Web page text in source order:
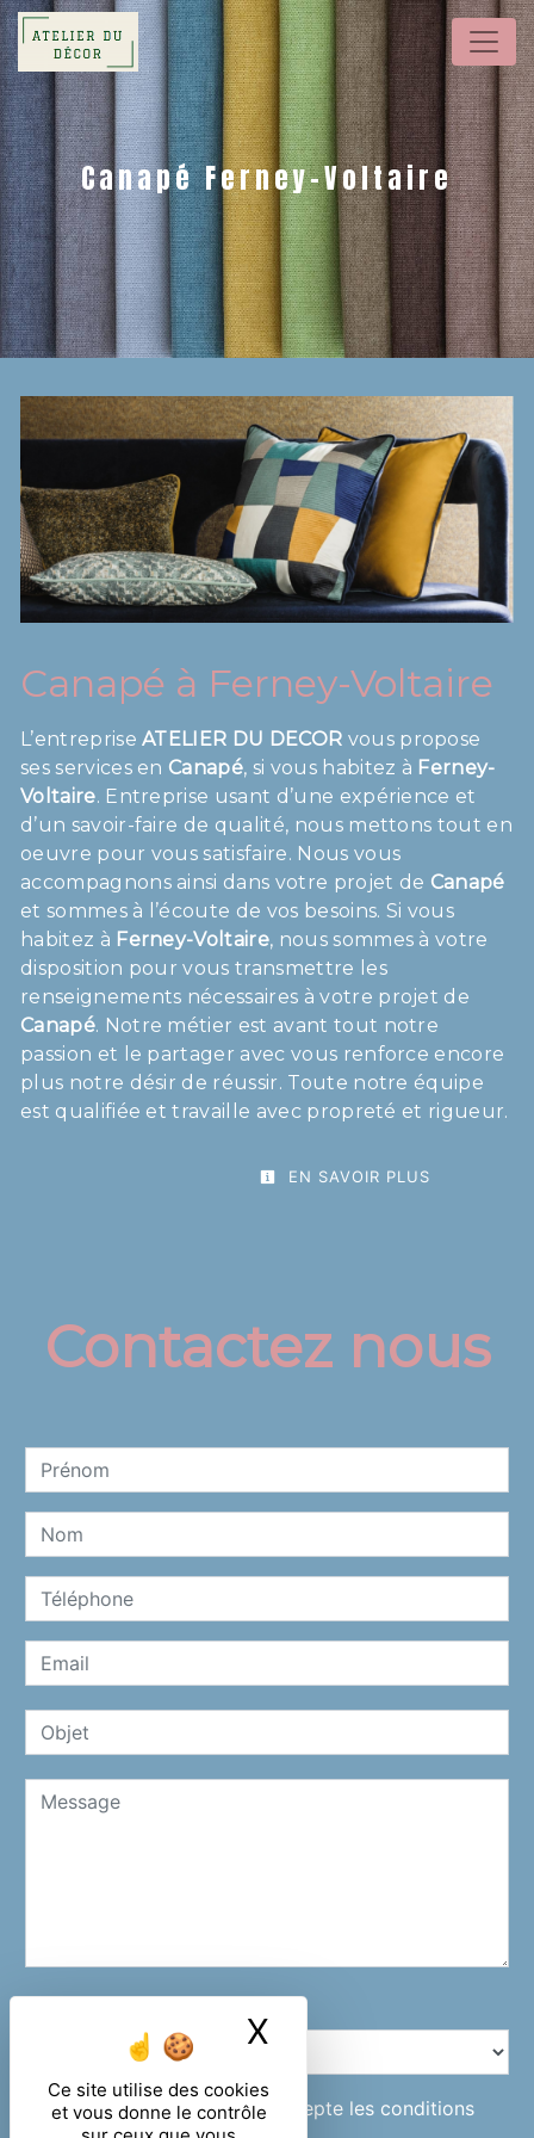
Panneau de gestion des cookies
Ce site utilise des cookies
et vous donne le contrôle
X Masquer le
Canapé Ferney-Voltaire
Canapé à Ferney-Voltaire
L’entrepriseATELIER DU DECOR vous propose
ses services en Canapé, si vous habitez à Ferney-
Voltaire. Entreprise usant d’une expérience et
d’un savoir-faire de qualité, nous mettons tout en
oeuvre pour vous satisfaire. Nous vous
accompagnons ainsi dans votre projet de Canapé
et sommes à l’écoute de vos besoins. Si vous
habitez à Ferney-Voltaire, nous sommes à votre
disposition pour vous transmettre les
renseignements nécessaires à votre projet de
Canapé. Notre métier est avant tout notre
passion et le partager avec vous renforce encore
plus notre désir de réussir. Toute notre équipe
est qualifiée et travaille avec propreté et rigueur.
EN SAVOIR PLUS
Contactez nous
En cochant cette case, j'accepte les conditions